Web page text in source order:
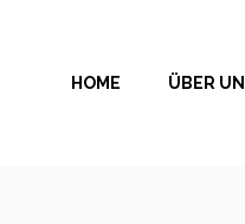
springenHOME ÜBER